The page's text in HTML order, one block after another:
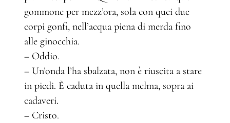
gommone per mezz’ora, sola con quei due
corpi gonfi, nell’acqua piena di merda fino
alle ginocchia.
– Oddio.
– Un’onda l’ha sbalzata, non è riuscita a stare
in piedi. È caduta in quella melma, sopra ai
cadaveri.
– Cristo.